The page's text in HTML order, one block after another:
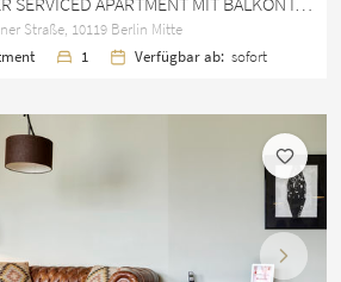
Straße, 10119 Berlin Mitte
1 Verfügbar ab: sofort